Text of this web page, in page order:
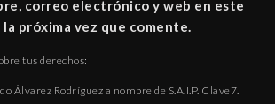
correo electrónico y web en este
próxima vez que comente.
tus derechos:
Álvarez Rodríguez a nombre de S.A.I.P. Clave7.